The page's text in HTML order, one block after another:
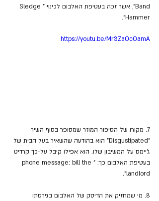
Band", אשר זכה בעטיפת האלבום לכינוי "Sledge
Hammer".
https://youtu.be/Mr3ZaOcOamA
7. מקורו של הסיפור המוזר שמסופר בסוף השיר
"Disgustipated" הוא בהודעה שהשאיר בעל הבית של
ג'יימס על המשיבון שלו. הוא אפילו קיבל על-כך קרדיט
בעטיפת האלבום כך: "phone message: bill the
landlord".
8. מי שמחזיק את הדיסק של האלבום בגירסתו